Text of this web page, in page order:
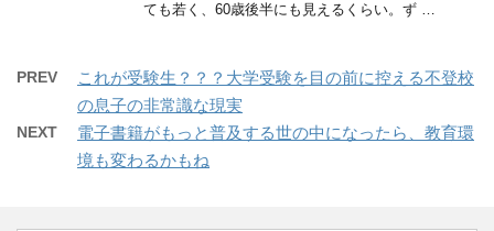
ても若く、60歳後半にも見えるくらい。ず …
PREV
これが受験生？？？大学受験を目の前に控える不登校
の息子の非常識な現実
NEXT
電子書籍がもっと普及する世の中になったら、教育環
境も変わるかもね